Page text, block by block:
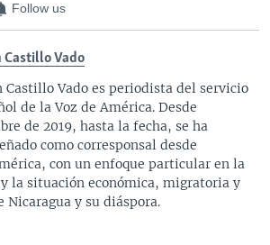
Follow us
Castillo Vado
Castillo Vado es periodista del servicio
de la Voz de América. Desde
de 2019, hasta la fecha, se ha
como corresponsal desde
con un enfoque particular en la
la situación económica, migratoria y
Nicaragua y su diáspora.